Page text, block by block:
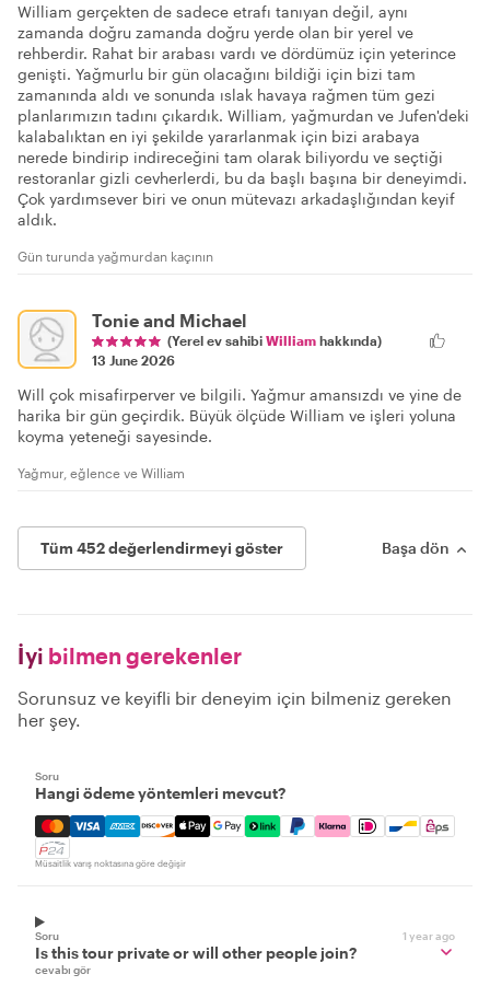
William gerçekten de sadece etrafı tanıyan değil, aynı
zamanda doğru zamanda doğru yerde olan bir yerel ve
rehberdir. Rahat bir arabası vardı ve dördümüz için yeterince
genişti. Yağmurlu bir gün olacağını bildiği için bizi tam
zamanında aldı ve sonunda ıslak havaya rağmen tüm gezi
planlarımızın tadını çıkardık. William, yağmurdan ve Jufen'deki
kalabalıktan en iyi şekilde yararlanmak için bizi arabaya
nerede bindirip indireceğini tam olarak biliyordu ve seçtiği
restoranlar gizli cevherlerdi, bu da başlı başına bir deneyimdi.
Çok yardımsever biri ve onun mütevazı arkadaşlığından keyif
aldık.
Gün turunda yağmurdan kaçının
Tonie and Michael
(Yerel ev sahibi William hakkında)
13 June 2026
Will çok misafirperver ve bilgili. Yağmur amansızdı ve yine de
harika bir gün geçirdik. Büyük ölçüde William ve işleri yoluna
koyma yeteneği sayesinde.
Yağmur, eğlence ve William
Tüm 452 değerlendirmeyi göster Başa dön
İyi bilmen gerekenler
Sorunsuz ve keyifli bir deneyim için bilmeniz gereken
her şey.
Soru
Hangi ödeme yöntemleri mevcut?
Mastercard, Visa, Amex, Discover, Apple Pay, Google
Müsaitlik varış noktasına göre değişir
Soru 1 year ago
Is this tour private or will other people join?
cevabı gör